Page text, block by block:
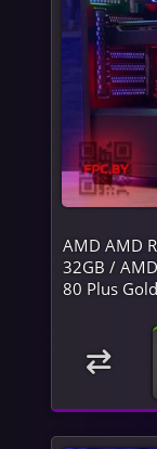
AMD AMD
32GB /
80 Plus